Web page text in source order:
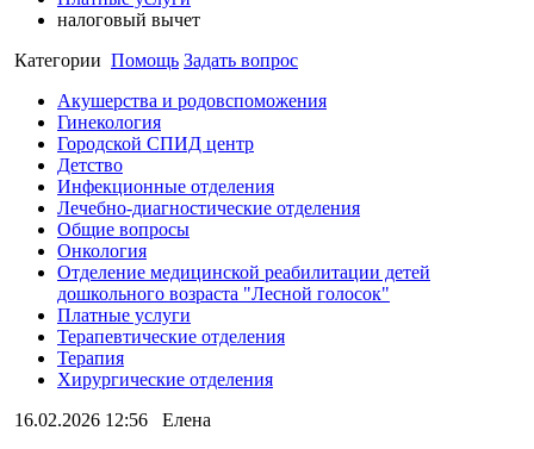
налоговый вычет
Категории Помощь Задать вопрос
Акушерства и родовспоможения
Гинекология
Городской СПИД центр
Детство
Инфекционные отделения
Лечебно-диагностические отделения
Общие вопросы
Онкология
Отделение медицинской реабилитации детей
дошкольного возраста "Лесной голосок"
Платные услуги
Терапевтические отделения
Терапия
Хирургические отделения
16.02.2026 12:56
Елена